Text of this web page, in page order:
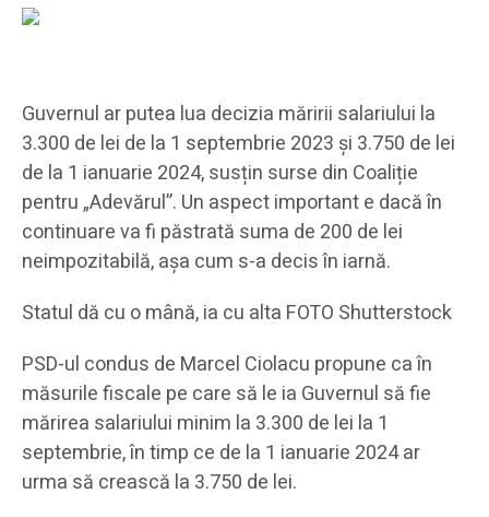
Guvernul ar putea lua decizia măririi salariului la
3.300 de lei de la 1 septembrie 2023 și 3.750 de lei
de la 1 ianuarie 2024, susțin surse din Coaliție
pentru „Adevărul”. Un aspect important e dacă în
continuare va fi păstrată suma de 200 de lei
neimpozitabilă, așa cum s-a decis în iarnă.
Statul dă cu o mână, ia cu alta FOTO Shutterstock
PSD-ul condus de Marcel Ciolacu propune ca în
măsurile fiscale pe care să le ia Guvernul să fie
mărirea salariului minim la 3.300 de lei la 1
septembrie, în timp ce de la 1 ianuarie 2024 ar
urma să crească la 3.750 de lei.